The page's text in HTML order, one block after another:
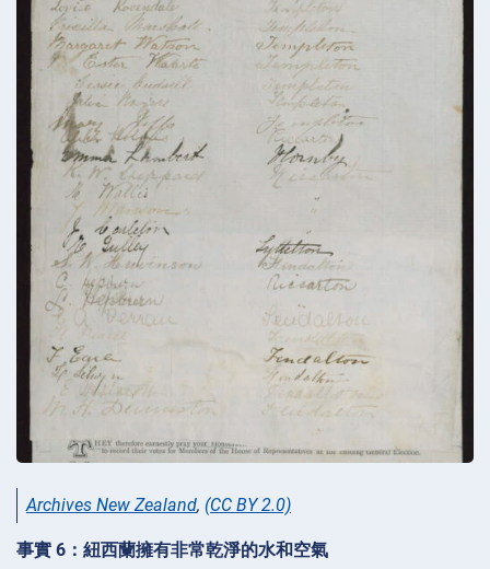
Archives New Zealand, (CC BY 2.0)
事實 6：紐西蘭擁有非常乾淨的水和空氣